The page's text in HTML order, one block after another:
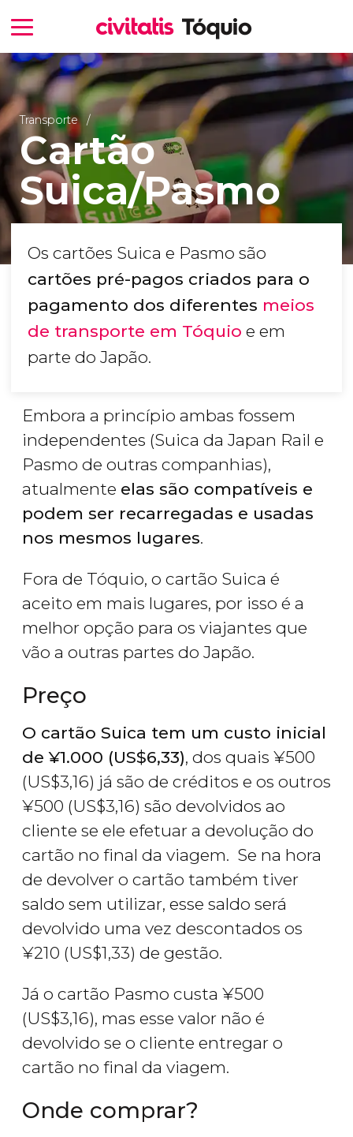
Transporte
Cartão
Suica/Pasmo
Os cartões Suica e Pasmo são
cartões pré-pagos criados para o
pagamento dos diferentes meios
de transporte em Tóquio e em
parte do Japão.
Embora a princípio ambas fossem
independentes (Suica da Japan Rail e
Pasmo de outras companhias),
atualmente elas são compatíveis e
podem ser recarregadas e usadas
nos mesmos lugares.
Fora de Tóquio, o cartão Suica é
aceito em mais lugares, por isso é a
melhor opção para os viajantes que
vão a outras partes do Japão.
Preço
O cartão Suica tem um custo inicial
de¥1.000 (US$6,33), dos quais ¥500
(US$3,16) já são de créditos e os outros
¥500 (US$3,16) são devolvidos ao
cliente se ele efetuar a devolução do
cartão no final da viagem. Se na hora
de devolver o cartão também tiver
saldo sem utilizar, esse saldo será
devolvido uma vez descontados os
¥210 (US$1,33) de gestão.
Já o cartão Pasmo custa ¥500
(US$3,16), mas esse valor não é
devolvido se o cliente entregar o
cartão no final da viagem.
Onde comprar?